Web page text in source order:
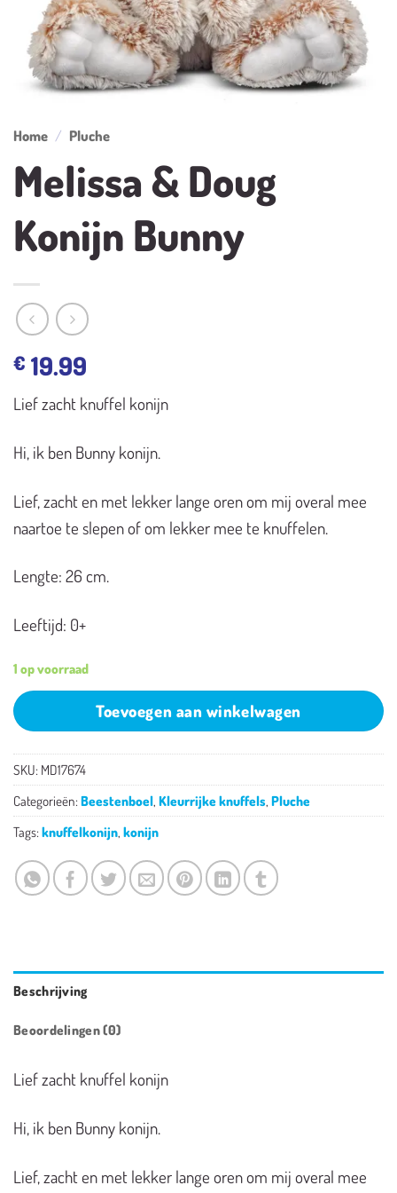
Home / Pluche
Melissa & Doug
Konijn Bunny
€ 19.99
Lief zacht knuffel konijn
Hi, ik ben Bunny konijn.
Lief, zacht en met lekker lange oren om mij overal mee
naartoe te slepen of om lekker mee te knuffelen.
Lengte: 26 cm.
Leeftijd: 0+
1 op voorraad
Toevoegen aan winkelwagen
SKU: MD17674
Categorieën: Beestenboel, Kleurrijke knuffels, Pluche
Tags: knuffelkonijn, konijn
Beschrijving
Beoordelingen (0)
Lief zacht knuffel konijn
Hi, ik ben Bunny konijn.
Lief, zacht en met lekker lange oren om mij overal mee